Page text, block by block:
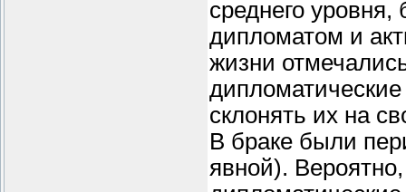
среднего уровня,
дипломатом и
жизни
склонять их на
В браке были
явной).